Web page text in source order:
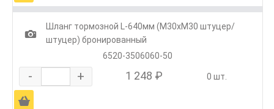
1
Шланг тормозной L-640мм (М30хМ30 штуцер/
штуцер) бронированный
6520-3506060-50
- + 1 248 ₽ 0 шт.
Ä